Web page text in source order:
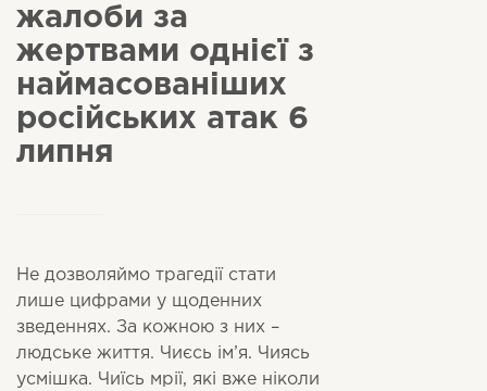
жалоби за
жертвами однієї з
наймасованіших
російських атак 6
липня
Не дозволяймо трагедії стати
лише цифрами у щоденних
зведеннях. За кожною з них –
людське життя. Чиєсь ім’я. Чиясь
усмішка. Чиїсь мрії, які вже ніколи